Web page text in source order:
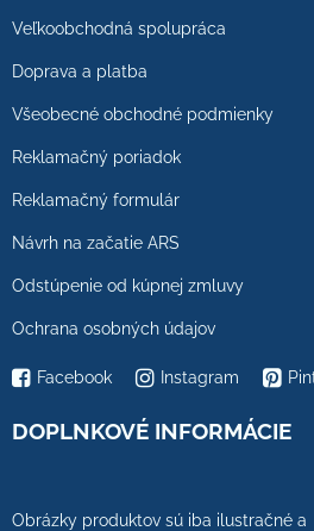
Veľkoobchodná spolupráca
Doprava a platba
Všeobecné obchodné podmienky
Reklamačný poriadok
Reklamačný formulár
Návrh na začatie ARS
Odstúpenie od kúpnej zmluvy
Ochrana osobných údajov
Facebook Instagram
DOPLNKOVÉ INFORMÁCIE
Obrázky produktov sú iba ilustračné a